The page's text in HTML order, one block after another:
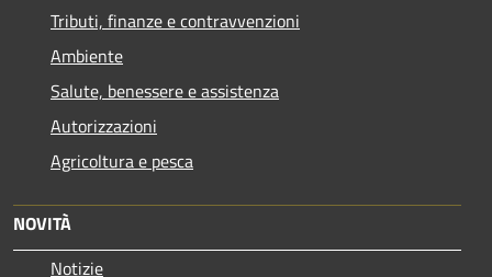
Tributi, finanze e contravvenzioni
Ambiente
Salute, benessere e assistenza
Autorizzazioni
Agricoltura e pesca
NOVITÀ
Notizie